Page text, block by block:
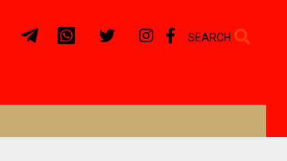
SEARCH